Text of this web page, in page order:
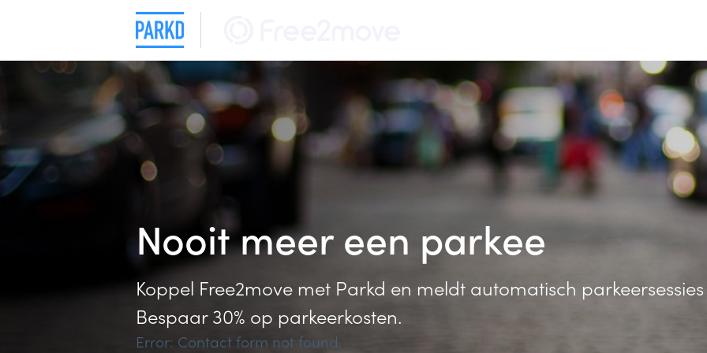
Nooit meeree
Koppel Free2move met Parkd en meldt automatisch
Bespaar 30% op parkeerkosten.
Error: Contact form not found.